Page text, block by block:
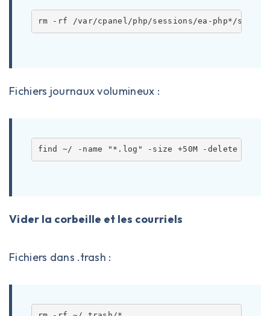
Fichiers journaux volumineux :
Vider la corbeille et les courriels
Fichiers dans .trash :